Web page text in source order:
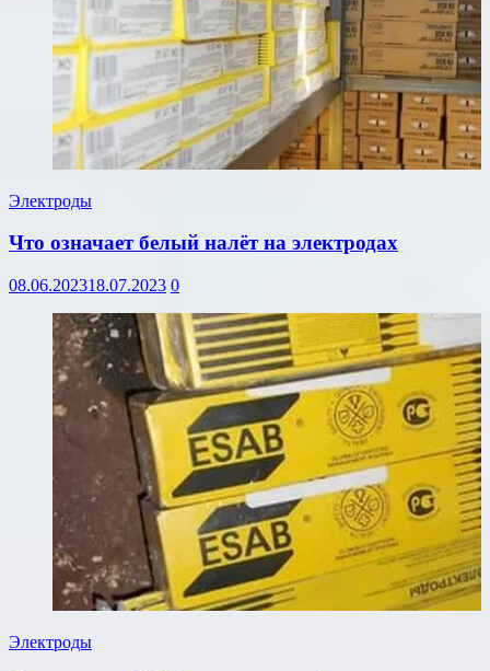
Электроды
Что означает белый налёт на электродах
08.06.202318.07.2023 0
Электроды